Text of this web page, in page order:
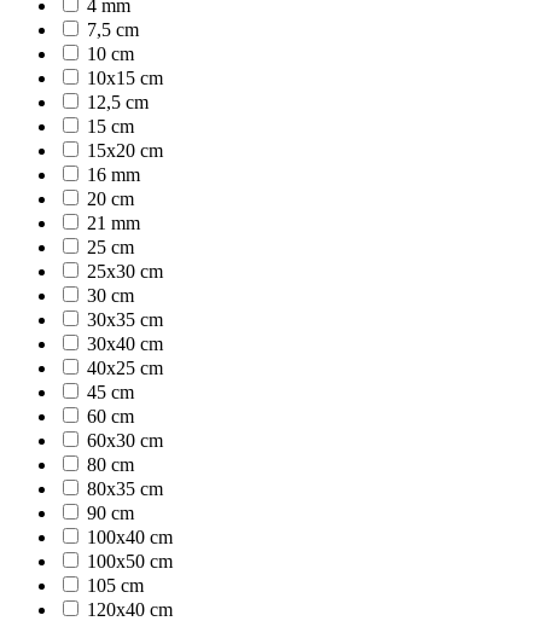
4 mm
7,5 cm
10 cm
10x15 cm
12,5 cm
15 cm
15x20 cm
16 mm
20 cm
21 mm
25 cm
25x30 cm
30 cm
30x35 cm
30x40 cm
40x25 cm
45 cm
60 cm
60x30 cm
80 cm
80x35 cm
90 cm
100x40 cm
100x50 cm
105 cm
120x40 cm